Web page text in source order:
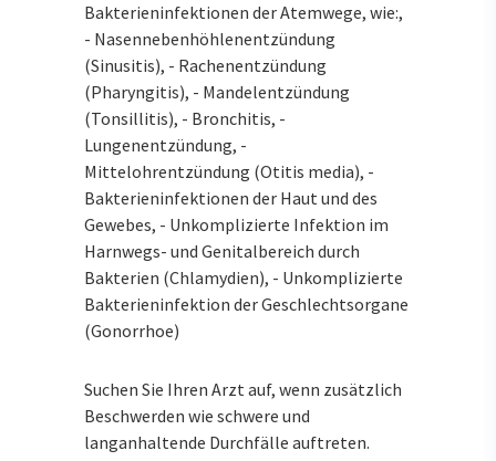
Bakterieninfektionen der Atemwege, wie:,
- Nasennebenhöhlenentzündung
(Sinusitis), - Rachenentzündung
(Pharyngitis), - Mandelentzündung
(Tonsillitis), - Bronchitis, -
Lungenentzündung, -
Mittelohrentzündung (Otitis media), -
Bakterieninfektionen der Haut und des
Gewebes, - Unkomplizierte Infektion im
Harnwegs- und Genitalbereich durch
Bakterien (Chlamydien), - Unkomplizierte
Bakterieninfektion der Geschlechtsorgane
(Gonorrhoe)
Suchen Sie Ihren Arzt auf, wenn zusätzlich
Beschwerden wie schwere und
langanhaltende Durchfälle auftreten.